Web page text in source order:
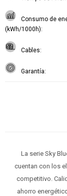
Consumo de
(kWh/1000h)
Cables
Garantía
La serie Sky
cuentan con los
competitivo.
ahorro